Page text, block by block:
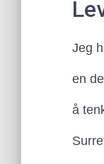
Jeg
en
å